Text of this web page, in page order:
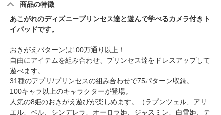
商品の特徴
あこがれのディズニープリンセス達と遊んで学べるカメラ付きト
イパッドです。
おきがえパターンは100万通り以上！
自由にアイテムを組み合わせ、プリンセス達をドレスアップして
遊べます。
31種のアプリ/プリンセスの組み合わせで75パターン収録。
100キャラ以上のキャラクターが登場。
人気の8姫のおきがえ遊びが楽しめます。（ラプンツェル、アリ
エル、ベル、シンデレラ、オーロラ姫、ジャスミン、白雪姫、テ